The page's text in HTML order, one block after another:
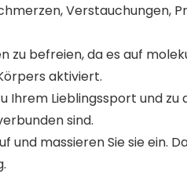
Verstauchungen,
zu befreien, da es auf
aktiviert.
Ihrem Lieblingssport und
sind.
und massieren Sie sie ein.